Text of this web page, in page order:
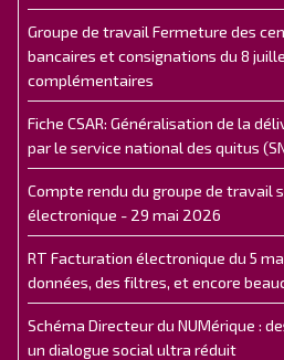
Groupe de travail Fermeture des
bancaires et consignations du 8
complémentaires
Fiche CSAR: Généralisation de la
par le service national des quitus
Compte rendu du groupe de travail
électronique - 29 mai 2026
RT Facturation électronique du 5
données, des filtres, et encore
Schéma Directeur du NUMérique :
un dialogue social ultra réduit